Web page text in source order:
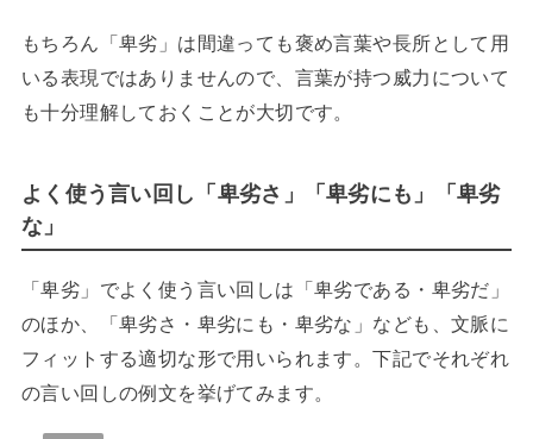
もちろん「卑劣」は間違っても褒め言葉や長所として用
いる表現ではありませんので、言葉が持つ威力について
も十分理解しておくことが大切です。
よく使う言い回し「卑劣さ」「卑劣にも」「卑劣
な」
「卑劣」でよく使う言い回しは「卑劣である・卑劣だ」
のほか、「卑劣さ・卑劣にも・卑劣な」なども、文脈に
フィットする適切な形で用いられます。下記でそれぞれ
の言い回しの例文を挙げてみます。